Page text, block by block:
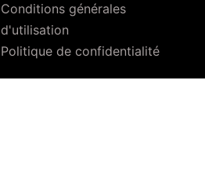
Conditions générales
d'utilisation
Politique de confidentialité